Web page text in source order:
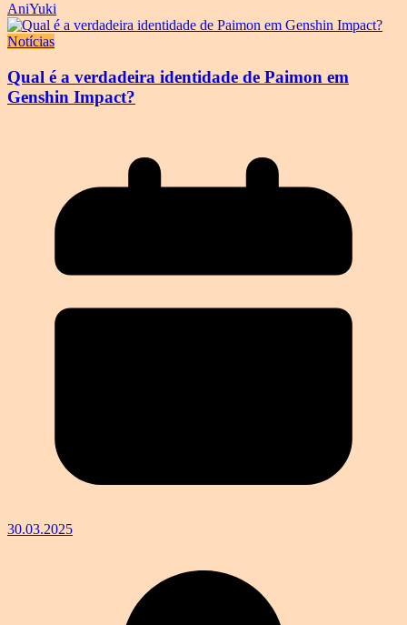
AniYuki
Notícias
Qual é a verdadeira identidade de Paimon em
Genshin Impact?
30.03.2025